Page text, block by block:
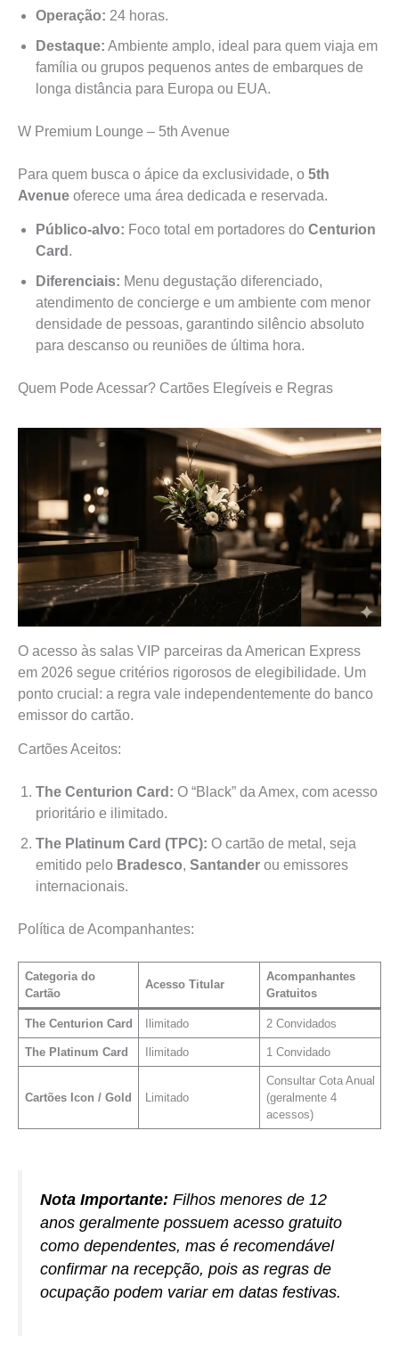
Operação: 24 horas.
Destaque: Ambiente amplo, ideal para quem viaja em
família ou grupos pequenos antes de embarques de
longa distância para Europa ou EUA.
W Premium Lounge – 5th Avenue
Para quem busca o ápice da exclusividade, o 5th
Avenue oferece uma área dedicada e reservada.
Público-alvo: Foco total em portadores do Centurion
Card .
Diferenciais: Menu degustação diferenciado,
atendimento de concierge e um ambiente com menor
densidade de pessoas, garantindo silêncio absoluto
para descanso ou reuniões de última hora.
Quem Pode Acessar? Cartões Elegíveis e Regras
O acesso às salas VIP parceiras da American Express
em 2026 segue critérios rigorosos de elegibilidade. Um
ponto crucial: a regra vale independentemente do banco
emissor do cartão.
Cartões Aceitos:
The Centurion Card: O “Black” da Amex, com acesso
prioritário e ilimitado.
The Platinum Card (TPC): O cartão de metal, seja
emitido pelo Bradesco, Santander ou emissores
internacionais.
Política de Acompanhantes:
Categoria do
Cartão
Acesso Titular
Acompanhantes
Gratuitos
The Centurion Card Ilimitado 2 Convidados
The Platinum Card Ilimitado 1 Convidado
Cartões Icon / Gold Limitado
Consultar Cota Anual
(geralmente 4
acessos)
Nota Importante: Filhos menores de 12
anos geralmente possuem acesso gratuito
como dependentes, mas é recomendável
confirmar na recepção, pois as regras de
ocupação podem variar em datas festivas.